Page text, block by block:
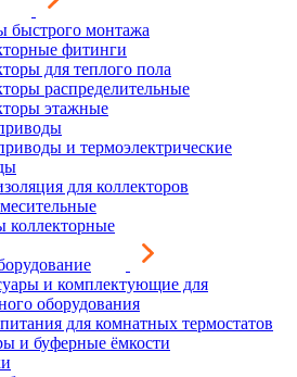
быстрого монтажа
фитинги
для теплого пола
распределительные
этажные
и термоэлектрические
для коллекторов
и комплектующие для
оборудования
для комнатных термостатов
и буферные ёмкости